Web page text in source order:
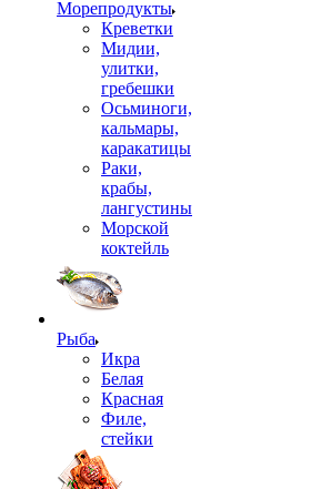
Морепродукты
Креветки
Мидии,
улитки,
гребешки
Осьминоги,
кальмары,
каракатицы
Раки,
крабы,
лангустины
Морской
коктейль
Рыба
Икра
Белая
Красная
Филе,
стейки